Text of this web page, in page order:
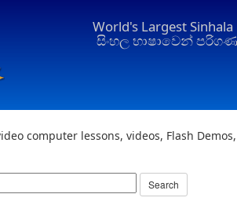
World's Largest
සිංහල භාෂාවෙන්
computer lessons, videos, Flash